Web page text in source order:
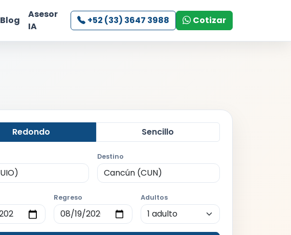
Blog
Asesor
IA
+52 (33) 3647 3988 Cotizar
Redondo Sencillo
Destino
Regreso Adultos